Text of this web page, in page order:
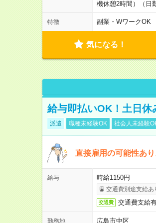
機休憩2時間）（日
特徴 副業・WワークOK
気になる！
給与即払いOK！土日休
派遣 職種未経験OK 社会人未経験
直接雇用の可能性あ
給与 時給1150円
交通費別途支給あ
交通費 交通費支給
勤務地 広島市中区